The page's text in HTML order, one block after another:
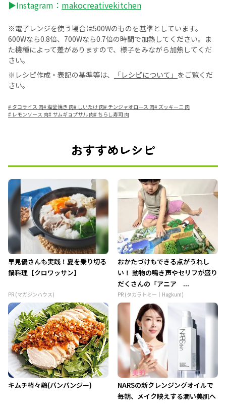
▶Instagram： makocreativekitchen
※電子レンジを使う場合は500Wのものを基準としています。
600Wなら0.8倍、700Wなら0.7倍の時間で加熱してください。ま
た機種によって差がありますので、様子をみながら加熱してくだ
さい。
※レシピ作成・表記の基準等は、
「レシピについて」 をご覧くだ
さい。
# タコライス 肉#塩釜焼き 肉# しいたけ 肉# チンジャオロース 肉# ズッキーニ 肉
# レモンソース 肉# サムギョプサル 肉# ちらし寿司 肉
おすすめレシピ
早見優さんも実践！夏を乗り切る
鍋料理【クロワッサン】
PR (マガジンハウス)
おかたづけもできる点がうれし
い！ 動物の鳴き声やセリフが盛り
だくさんの「アニア ...
PR (タカラトミー｜Hugkum)
キムチ棒々鶏(バンバンジー)
NARSの新クレンジングオイルで
毎朝、メイク映えする潤い美肌へ